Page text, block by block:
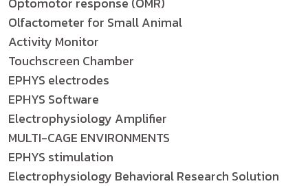
Olfactometer for Small Animal
Activity Monitor
Touchscreen Chamber
EPHYS electrodes
EPHYS Software
Electrophysiology Amplifier
MULTI-CAGE ENVIRONMENTS
EPHYS stimulation
Electrophysiology Behavioral Research Solution